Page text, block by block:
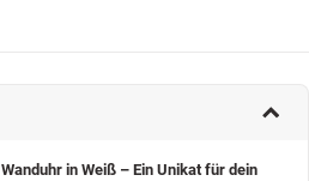
in Weiß – Ein Unikat für dein